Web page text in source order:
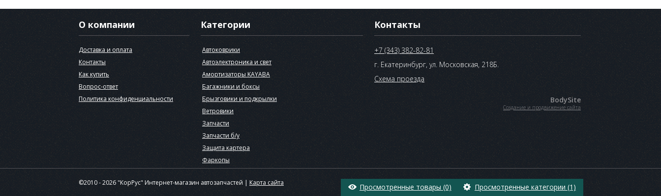
О компании
Доставка и оплата
Контакты
Как купить
Вопрос-ответ
Политика конфиденциальности
Категории
Автоковрики
Автоэлектроника и свет
Амортизаторы KAYABA
Багажники и боксы
Брызговики и подкрылки
Ветровики
Запчасти
Запчасти б/у
Защита картера
Фаркопы
Контакты
+7 (343) 382-82-81
г. Екатеринбург, ул. Московская, 218Б.
Схема проезда
BodySite
Создание и продвижение сайта
©2010 - 2026 "КорРус" Интернет-магазин автозапчастей | Карта сайта Просмотренные товары (0) Просмотренные категории (1)